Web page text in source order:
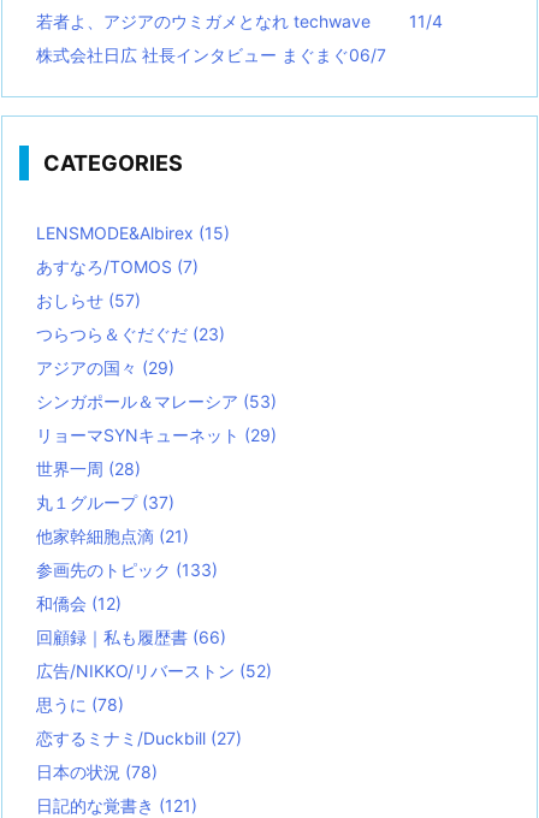
若者よ、アジアのウミガメとなれ techwave
11/4
株式会社日広 社長インタビュー まぐまぐ06/7
CATEGORIES
LENSMODE&Albirex (15)
あすなろ/TOMOS (7)
おしらせ (57)
つらつら＆ぐだぐだ (23)
アジアの国々 (29)
シンガポール＆マレーシア (53)
リョーマSYNキューネット (29)
世界一周 (28)
丸１グループ (37)
他家幹細胞点滴 (21)
参画先のトピック (133)
和僑会 (12)
回顧録｜私も履歴書 (66)
広告/NIKKO/リバーストン (52)
思うに (78)
恋するミナミ/Duckbill (27)
日本の状況 (78)
日記的な覚書き (121)